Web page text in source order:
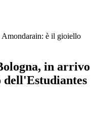
è il gioiello
in arrivo